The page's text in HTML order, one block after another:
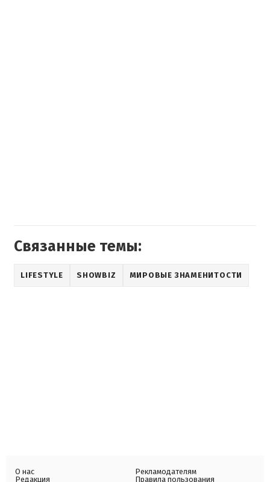
Связанные темы:
LIFESTYLE SHOWBIZ МИРОВЫЕ ЗНАМЕНИТОСТИ
О нас
Редакция
Рекламодателям
Правила пользования